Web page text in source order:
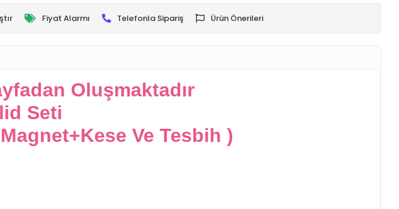
Fiyat Alarmı Telefonla Sipariş Ürün Önerileri
Oluşmaktadır
Seti
Ve Tesbih )